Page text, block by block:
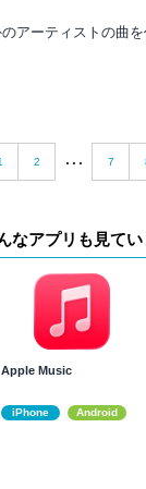
アーティストの曲
2 ... 7
なアプリも見て
Apple Music
iPhone Android